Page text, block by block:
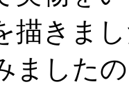
描きま
ました